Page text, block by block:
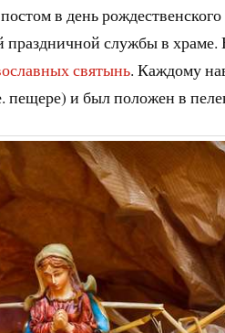
в день
праздничной службы в
святынь. Каждому
пещере) и был положен в